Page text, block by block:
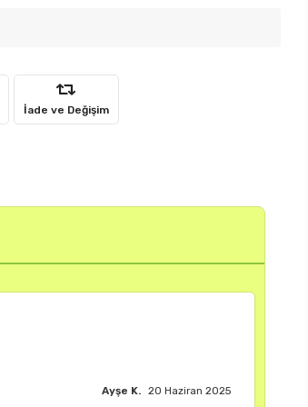
İade ve Değişim
Burak M. 18 Haziran 2025